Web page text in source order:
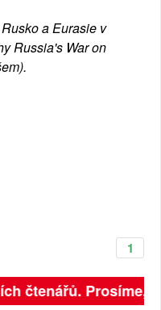
a Eurasie v
Russia's War on
1
čtenářů. Prosíme,